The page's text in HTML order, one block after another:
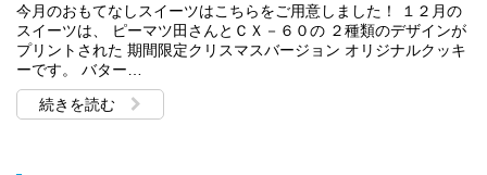
今月のおもてなしスイーツはこちらをご用意しました！ １２月の
スイーツは、 ピーマツ田さんとＣＸ－６０の ２種類のデザインが
プリントされた 期間限定クリスマスバージョン オリジナルクッキ
ーです。 バター…
続きを読む